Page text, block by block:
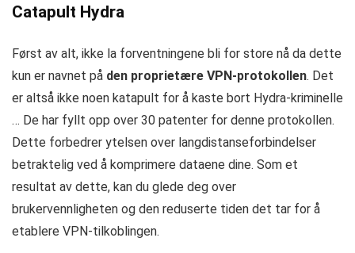
Catapult Hydra
Først av alt, ikke la forventningene bli for store nå da dette
kun er navnet på den proprietære VPN-protokollen. Det
er altså ikke noen katapult for å kaste bort Hydra-kriminelle
… De har fyllt opp over 30 patenter for denne protokollen.
Dette forbedrer ytelsen over langdistanseforbindelser
betraktelig ved å komprimere dataene dine. Som et
resultat av dette, kan du glede deg over
brukervennligheten og den reduserte tiden det tar for å
etablere VPN-tilkoblingen.